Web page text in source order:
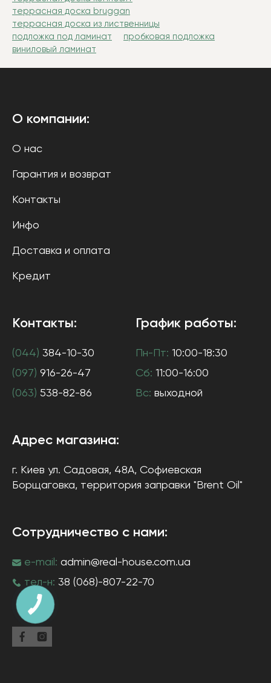
террасная доска bruggan
террасная доска из лиственницы
подложка под ламинат
пробковая подложка
виниловый ламинат
О компании:
О нас
Гарантия и возврат
Контакты
Инфо
Доставка и оплата
Кредит
Контакты:
(044) 384-10-30
(097) 916-26-47
(063) 538-82-86
График работы:
Пн-Пт: 10:00-18:30
Сб: 11:00-16:00
Вс: выходной
Адрес магазина:
г. Киев ул. Садовая, 48А, Софиевская
Борщаговка, территория заправки "Brent Oil"
Сотрудничество с нами:
e-mail: admin@real-house.com.ua
тел-н: 38 (068)-807-22-70